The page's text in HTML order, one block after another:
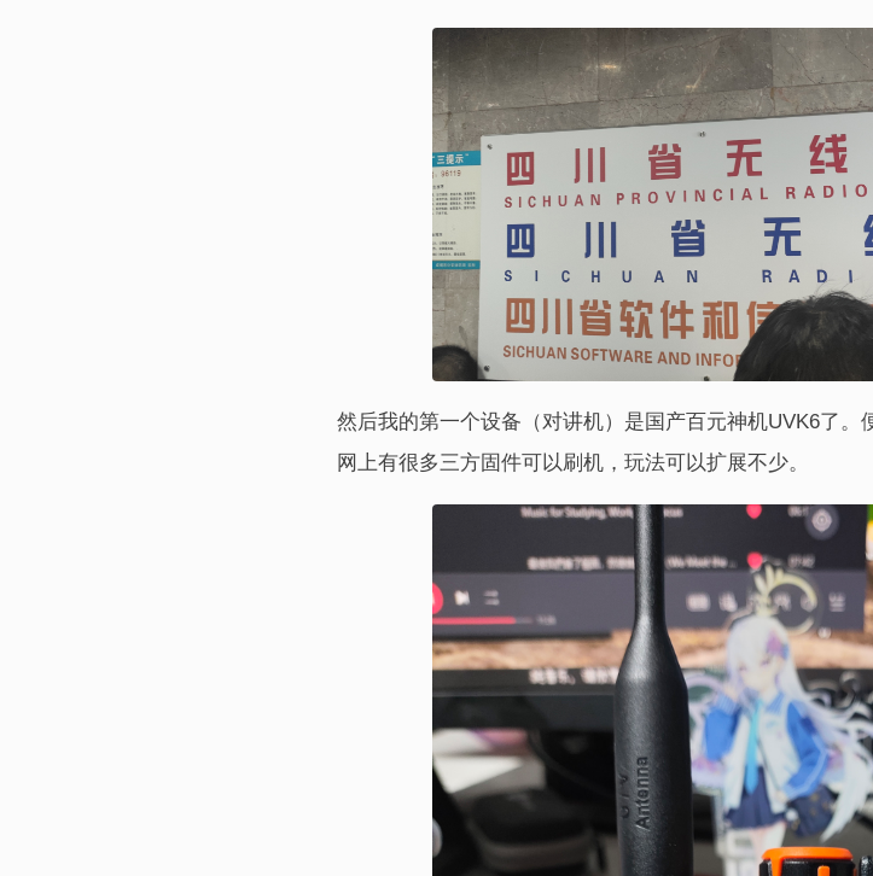
然后我的第一个设备（对讲机）是国产百元神机UVK6了。
网上有很多三方固件可以刷机，玩法可以扩展不少。